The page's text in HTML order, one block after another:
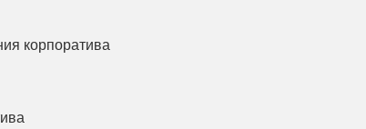
корпоратива